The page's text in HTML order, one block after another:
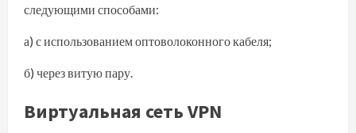
следующими способами:
а) с использованием оптоволоконного кабеля;
б) через витую пару.
Виртуальная сеть VPN